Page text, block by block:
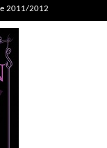
2011/2012